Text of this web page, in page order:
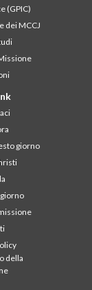
(GPIC)
dei MCCJ
giorno
della